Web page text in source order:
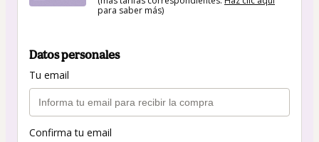
para saber más)
Datos personales
Tu email
Confirma tu email